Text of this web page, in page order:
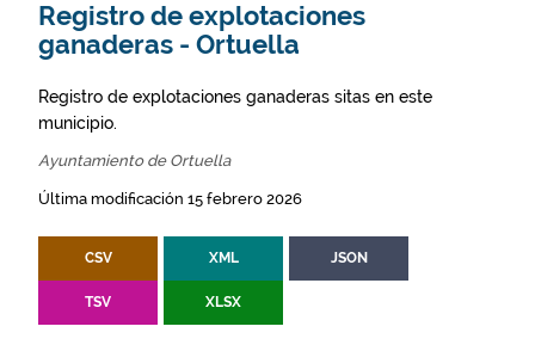
Registro de explotaciones
ganaderas - Ortuella
Registro de explotaciones ganaderas sitas en este
municipio.
Ayuntamiento de Ortuella
Última modificación 15 febrero 2026
CSV XML JSON
TSV XLSX